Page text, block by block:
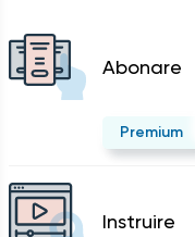
Abonare
Premium
Instruire